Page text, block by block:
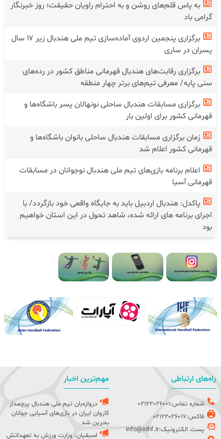
به پاس قلم‌های روشن و به احترام راویان حقیقت؛ روز خبرنگار
گرامی باد
برگزاری پنجمین اردوی آماده‌سازی تیم ملی هندبال زیر ۱۷ سال
پسران در ساری
برگزاری رقابت‌های هندبال قهرمانی مناطق کشور در رده‌های
سنی پایه/ معرفی تیم‌های برتر چهار منطقه
برگزاری مسابقات هندبال ساحلی نونهالان پسر باشگاه‌ها و
قهرمانی کشور برای اولین بار
زمان برگزاری مسابقات هندبال ساحلی بانوان باشگاه‌ها و
قهرمانی کشور اعلام شد
اعلام برنامه بازی‌های تیم ملی هندبال نوجوانان در مسابقات
قهرمانی آسیا
پاکدل: هندبال اردبیل باید به جایگاه واقعی خود بازگردد/ با
اجرای برنامه های ارائه شده، شاهد تحول در این استان خواهیم
بود
راه‌های ارتباطی
شماره تماس:02122026001
فاکس:02122026017
پست الکترونیک:info@irihf.ir
مهم‌ترین اخبار
دروازه‌بان تیم ملی هندبال پرچمدار
کاروان ایران در بازی‌های آسیایی جوانان
بحرین شد
اسبقیان: وزارت ورزش به تعهداتش